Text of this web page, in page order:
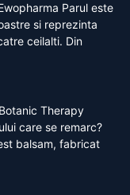
Parul este
si reprezinta
ceilalti. Din
Therapy
care se remarc?
balsam, fabricat